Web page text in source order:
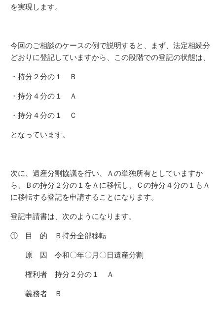
を実現します。
今回のご相談のケースの例で説明すると、まず、法定相続分
どおりに登記していますから、この段階での登記の状態は、
・持分２分の１ Ｂ
・持分４分の１ Ａ
・持分４分の１ Ｃ
となっています。
次に、遺産分割協議を行い、Ａの単独所有としていますか
ら、Ｂの持分２分の１をＡに移転し、Ｃの持分４分の１もＡ
に移転する登記を申請することになります。
登記申請書は、次のようになります。
① 目 的 Ｂ持分全部移転
原 因 令和〇年〇月〇日遺産分割
権利者 持分２分の１ Ａ
義務者 Ｂ